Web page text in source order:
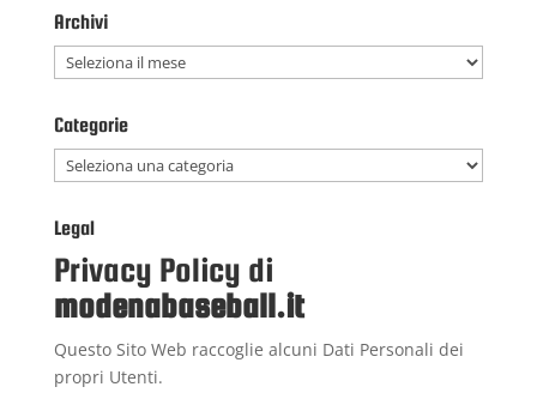
Archivi
Archivi
Categorie
Categorie
Legal
Privacy Policy di
modenabaseball.it
Questo Sito Web raccoglie alcuni Dati Personali dei
propri Utenti.